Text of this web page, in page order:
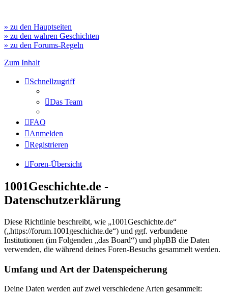
» zu den Hauptseiten
» zu den wahren Geschichten
» zu den Forums-Regeln
Zum Inhalt
Schnellzugriff
Das Team
FAQ
Anmelden
Registrieren
Foren-Übersicht
1001Geschichte.de -
Datenschutzerklärung
Diese Richtlinie beschreibt, wie „1001Geschichte.de“
(„https://forum.1001geschichte.de“) und ggf. verbundene
Institutionen (im Folgenden „das Board“) und phpBB die Daten
verwenden, die während deines Foren-Besuchs gesammelt werden.
Umfang und Art der Datenspeicherung
Deine Daten werden auf zwei verschiedene Arten gesammelt: